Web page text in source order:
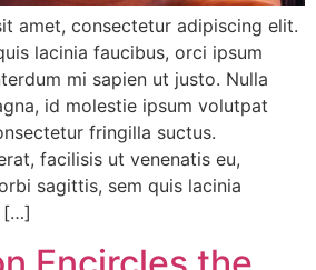
amet, consectetur adipiscing elit.
lacinia faucibus, orci ipsum
mi sapien ut justo. Nulla
id molestie ipsum volutpat
fringilla suctus.
facilisis ut venenatis eu,
sagittis, sem quis lacinia
[…]